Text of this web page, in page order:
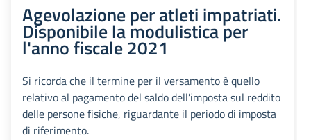
Agevolazione per atleti impatriati.
Disponibile la modulistica per
l'anno fiscale 2021
Si ricorda che il termine per il versamento è quello
relativo al pagamento del saldo dell’imposta sul reddito
delle persone fisiche, riguardante il periodo di imposta
di riferimento.